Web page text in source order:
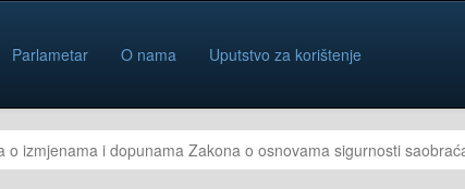
Parlametar O nama Uputstvo za korištenje
o izmjenama i dopunama Zakona o osnovama sigurnosti